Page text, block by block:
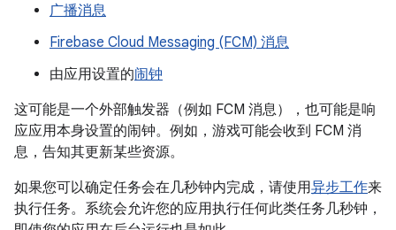
广播消息
Firebase Cloud Messaging (FCM) 消息
由应用设置的闹钟
这可能是一个外部触发器（例如 FCM 消息），也可能是响
应应用本身设置的闹钟。例如，游戏可能会收到 FCM 消
息，告知其更新某些资源。
如果您可以确定任务会在几秒钟内完成，请使用异步工作来
执行任务。系统会允许您的应用执行任何此类任务几秒钟，